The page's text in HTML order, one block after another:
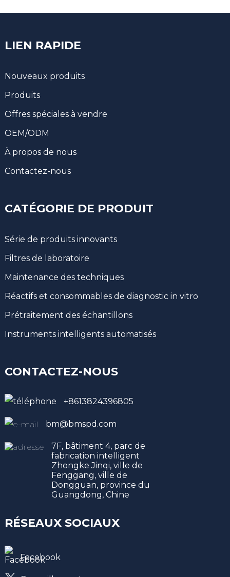
LIEN RAPIDE
Nouveaux produits
Produits
Offres spéciales à vendre
OEM/ODM
À propos de nous
Contactez-nous
CATÉGORIE DE PRODUIT
Série de produits innovants
Filtres de laboratoire
Maintenance des techniques
Réactifs et consommables de diagnostic in vitro
Prétraitement des échantillons
Instruments intelligents automatisés
CONTACTEZ-NOUS
+8613824396805
bm@bmspd.com
7F, bâtiment 4, parc de
fabrication intelligent
Zhongke Jinqi, ville de
Fenggang, ville de
Dongguan, province du
Guangdong, Chine
RÉSEAUX SOCIAUX
Facebook